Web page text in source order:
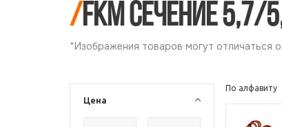
/FKM сечение 5,7/
*Изображения товаров могут отличаться
Цена
По алфавиту